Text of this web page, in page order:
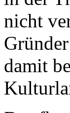
nicht
damit